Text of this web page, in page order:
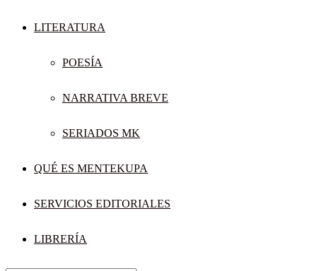
LITERATURA
POESÍA
NARRATIVA BREVE
SERIADOS MK
QUÉ ES MENTEKUPA
SERVICIOS EDITORIALES
LIBRERÍA